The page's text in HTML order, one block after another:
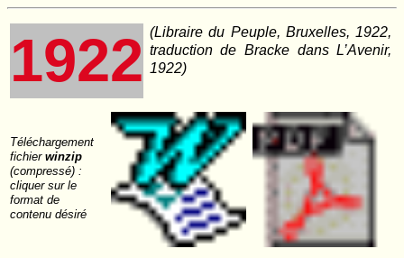
1922 (Libraire du Peuple, Bruxelles, 1922,
traduction de Bracke dansL’Avenir,
1922)
Téléchargement
fichier winzip
(compressé) :
cliquer sur le
format de
contenu désiré